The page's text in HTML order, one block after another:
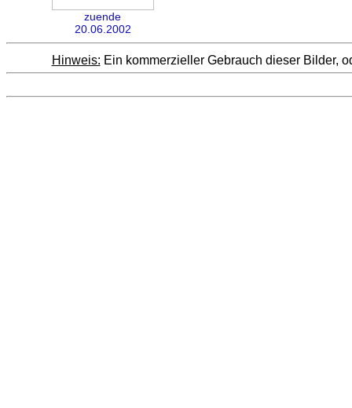
zuende
20.06.2002
Hinweis: Ein kommerzieller Gebrauch dieser Bilder,